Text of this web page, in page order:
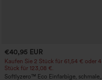
€40,95 EUR
Kaufen Sie 2 Stück für 61,54 € oder 4
Stück für 123,08 €.
Softlyzero™ Eco Einfarbige, schmale,